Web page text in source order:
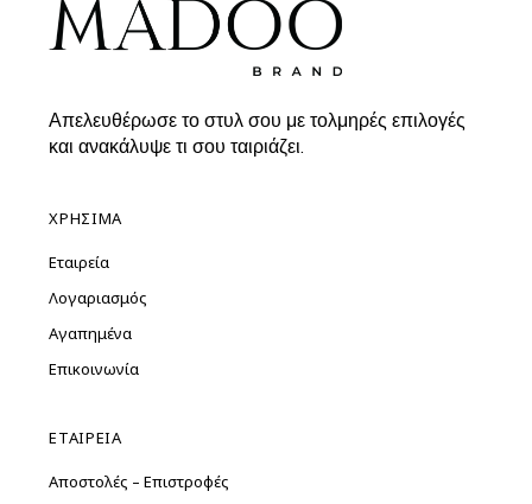
Απελευθέρωσε το στυλ σου με τολμηρές επιλογές
και ανακάλυψε τι σου ταιριάζει.
ΧΡΗΣΙΜΑ
Εταιρεία
Λογαριασμός
Αγαπημένα
Επικοινωνία
ΕΤΑΙΡΕΙΑ
Αποστολές – Επιστροφές